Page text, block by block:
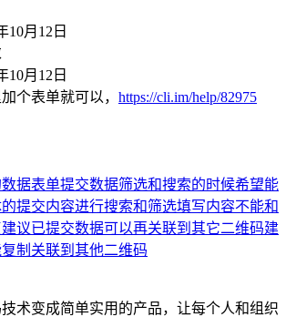
10月12日
10月12日
个表单就可以， https://cli.im/help/82975
据表单提交数据筛选和搜索的时候希望能
提交内容进行搜索和筛选填写内容不能和
建议已提交数据可以再关联到其它二维码建
制关联到其他二维码
术变成简单实用的产品，让每个人和组织